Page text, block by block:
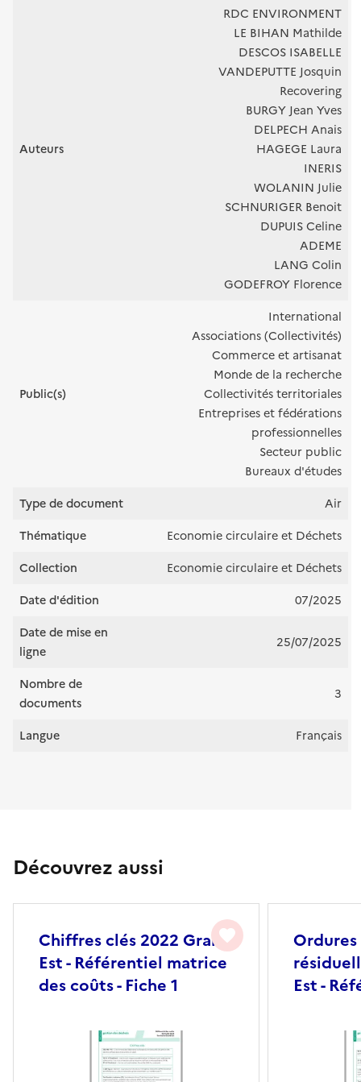
Auteurs
RDC ENVIRONMENT
LE BIHAN Mathilde
DESCOS ISABELLE
VANDEPUTTE Josquin
Recovering
BURGY Jean Yves
DELPECH Anais
HAGEGE Laura
INERIS
WOLANIN Julie
SCHNURIGER Benoit
DUPUIS Celine
ADEME
LANG Colin
GODEFROY Florence
Public(s)
International
Associations (Collectivités)
Commerce et artisanat
Monde de la recherche
Collectivités territoriales
Entreprises et fédérations
professionnelles
Secteur public
Bureaux d'études
Type de document
Air
Thématique
Economie circulaire et Déchets
Collection
Economie circulaire et Déchets
Date d'édition
07/2025
Date de mise en
ligne
25/07/2025
Nombre de
documents
3
Langue Français
Découvrez aussi
Chiffres clés 2022 Grand
Est - Référentiel matrice
des coûts - Fiche 1
favorite
Est -